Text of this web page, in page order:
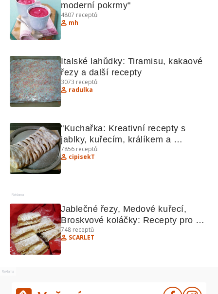
moderní pokrmy"
4807 receptů
mh
Italské lahůdky: Tiramisu, kakaové
řezy a další recepty
3073 receptů
radulka
"Kuchařka: Kreativní recepty s
jablky, kuřecím, králíkem a
bochánky"
7856 receptů
cipisekT
Reklama
Jablečné řezy, Medové kuřecí,
Broskvové koláčky: Recepty pro
sladké i slané chvíle
748 receptů
SCARLET
Reklama